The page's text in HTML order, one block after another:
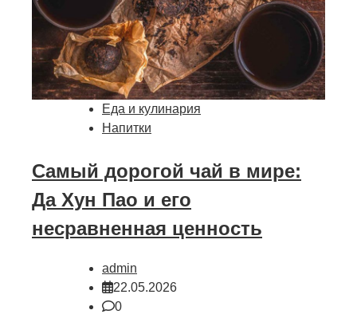
Еда и кулинария
Напитки
Самый дорогой чай в мире:
Да Хун Пао и его
несравненная ценность
admin
22.05.2026
0